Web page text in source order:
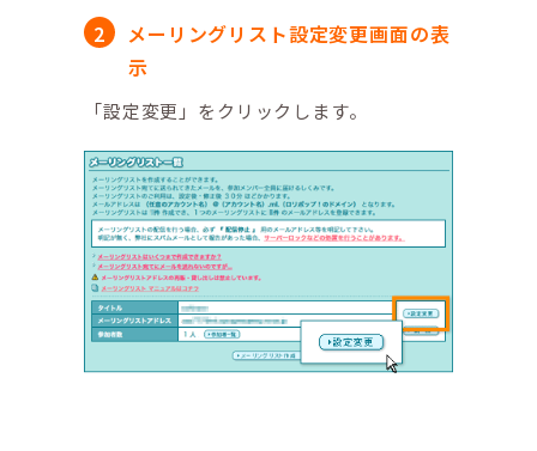
メーリングリスト設定変更画面の表
示
「設定変更」をクリックします。